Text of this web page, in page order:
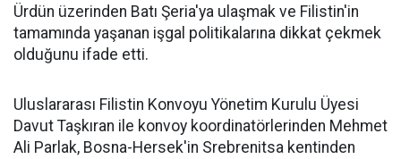
Ürdün üzerinden Batı Şeria'ya ulaşmak ve Filistin'in
tamamında yaşanan işgal politikalarına dikkat çekmek
olduğunu ifade etti.
Uluslararası Filistin Konvoyu Yönetim Kurulu Üyesi
Davut Taşkıran ile konvoy koordinatörlerinden Mehmet
Ali Parlak, Bosna-Hersek'in Srebrenitsa kentinden